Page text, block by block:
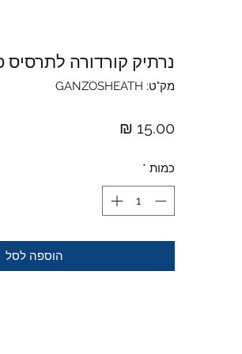
נרתיק קורדורה לתרסיס פלפל
מק"ט: GANZOSHEATH
כמות *
הוספה לסל